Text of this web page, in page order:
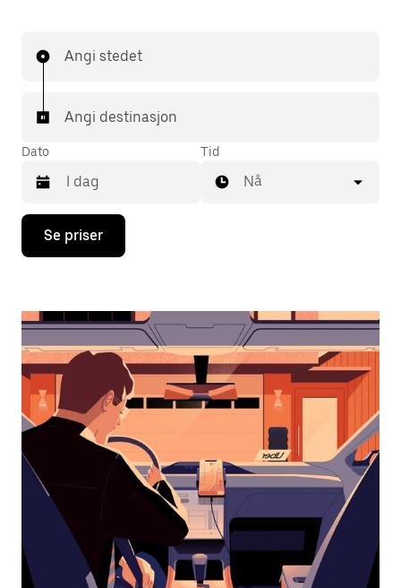
Angi stedet
Angi destinasjon
Dato
Trykk
piltast
åpne
og
velge
dato.
Trykk
på
Esc-
knappen
kalenderen.
Tid
Nå
Se priser